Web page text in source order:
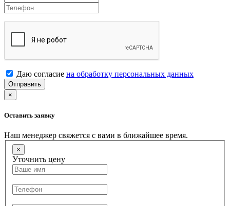
Даю согласие на обработку персональных данных
Отправить
×
Оставить заявку
Наш менеджер свяжется с вами в ближайшее время.
×
Уточнить цену